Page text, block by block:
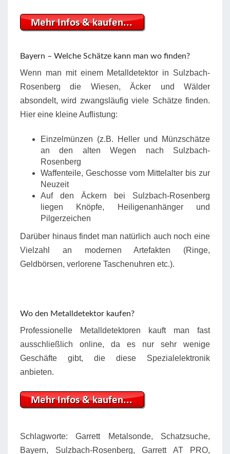
Bayern – Welche Schätze kann man wo finden?
Wenn man mit einem Metalldetektor in Sulzbach-
Rosenberg die Wiesen, Äcker und Wälder
absondelt, wird zwangsläufig viele Schätze finden.
Hier eine kleine Auflistung:
Einzelmünzen (z.B. Heller und Münzschätze
an den alten Wegen nach Sulzbach-
Rosenberg
Waffenteile, Geschosse vom Mittelalter bis zur
Neuzeit
Auf den Äckern bei Sulzbach-Rosenberg
liegen Knöpfe, Heiligenanhänger und
Pilgerzeichen
Darüber hinaus findet man natürlich auch noch eine
Vielzahl an modernen Artefakten (Ringe,
Geldbörsen, verlorene Taschenuhren etc.).
Wo den Metalldetektor kaufen?
Professionelle Metalldetektoren kauft man fast
ausschließlich online, da es nur sehr wenige
Geschäfte gibt, die diese Spezialelektronik
anbieten.
Schlagworte: Garrett Metalsonde, Schatzsuche,
Bayern, Sulzbach-Rosenberg, Garrett AT PRO,